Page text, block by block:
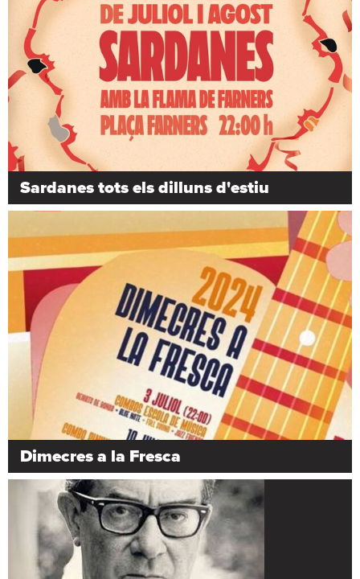
Sardanes tots els dilluns d'estiu
Dimecres a la Fresca